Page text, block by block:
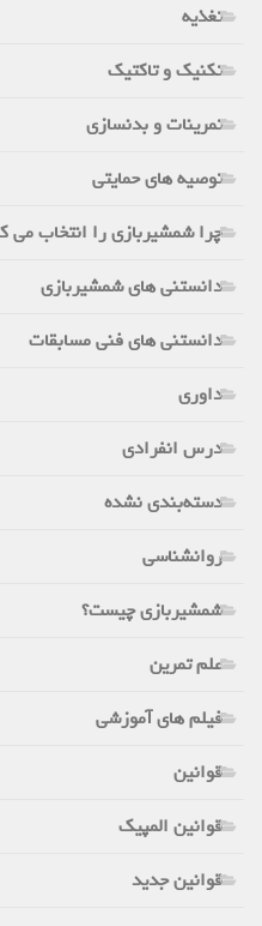
تغذیه
تکنیک و تاکتیک
تمرینات و بدنسازی
توصیه های حمایتی
چرا شمشیربازی را انتخاب می
دانستنی های شمشیربازی
دانستنی های فنی مسابقات
داوری
درس انفرادی
دسته‌بندی نشده
روانشناسی
شمشیربازی چیست؟
علم تمرین
فیلم های آموزشی
قوانین
قوانین المپیک
قوانین جدید